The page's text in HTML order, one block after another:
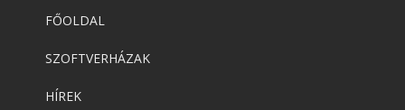
FŐOLDAL
SZOFTVERHÁZAK
HÍREK